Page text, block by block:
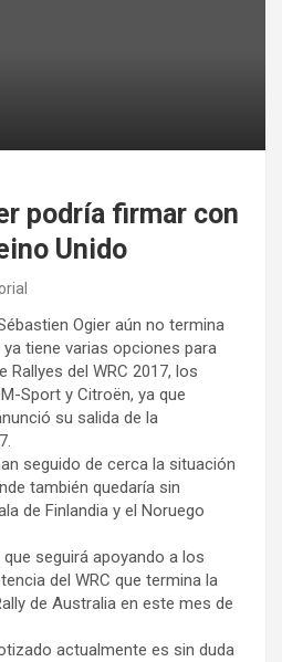
podría firmar con
Unido
Ogier aún no termina
tiene varias opciones para
Rallyes del WRC 2017, los
Sport y Citroën, ya que
su salida de la
seguido de cerca la situación
también quedaría sin
de Finlandia y el Noruego
seguirá apoyando a los
del WRC que termina la
de Australia en este mes de
actualmente es sin duda